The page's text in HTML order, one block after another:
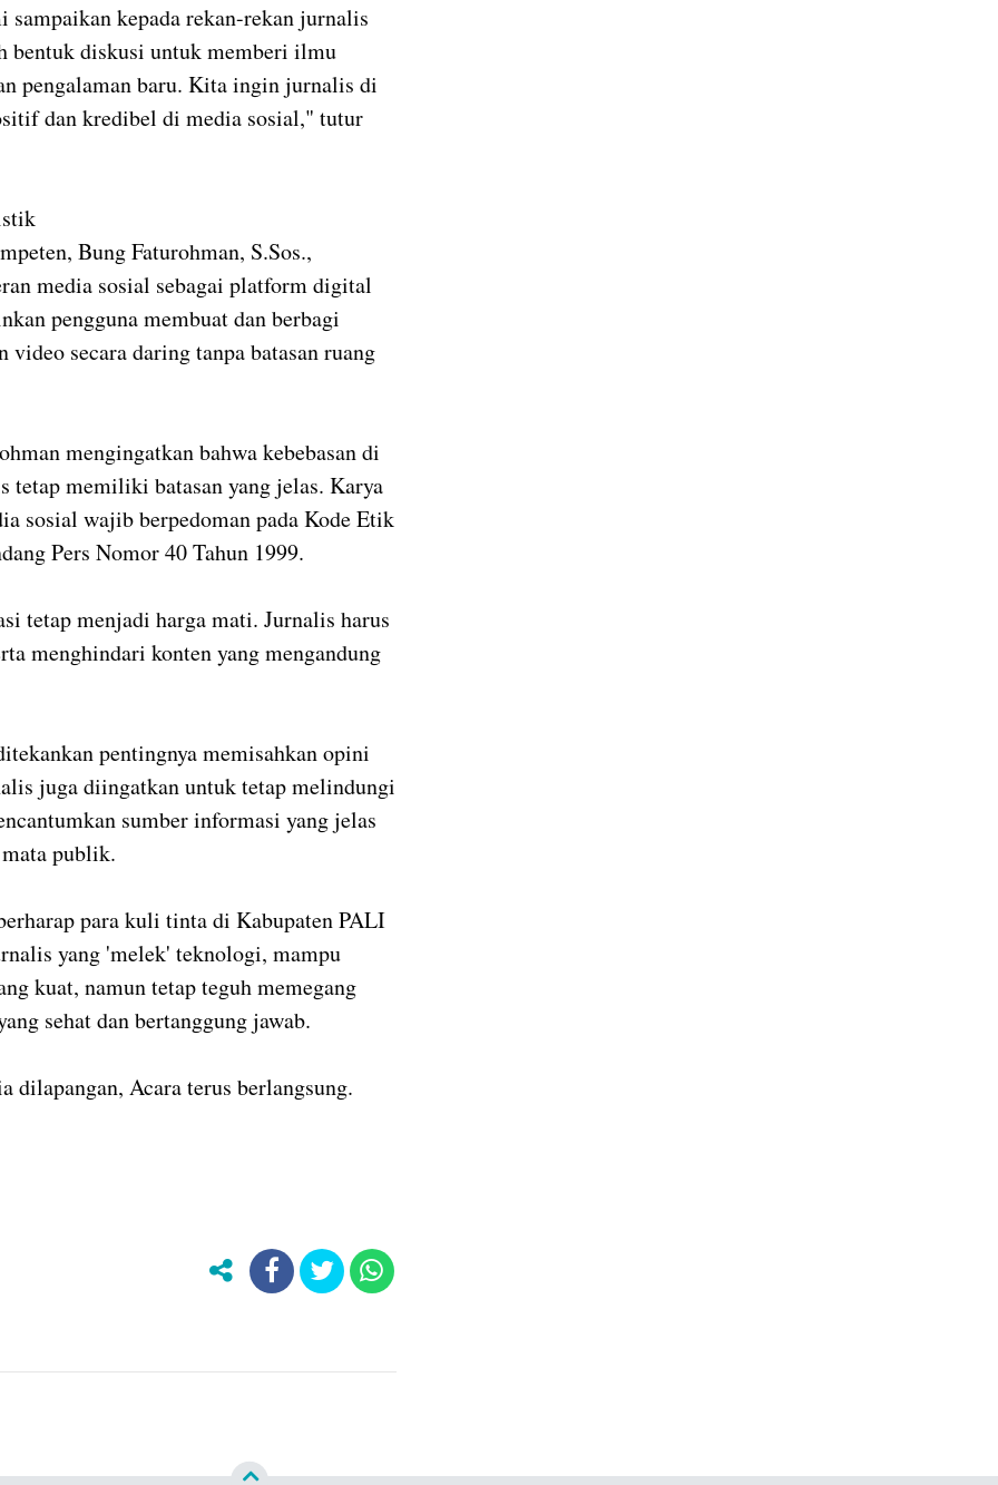
sampaikan kepada rekan-rekan jurnalis
bentuk diskusi untuk memberi ilmu
pengalaman baru. Kita ingin jurnalis di
dan kredibel di media sosial," tutur
Bung Faturohman, S.Sos.,
media sosial sebagai platform digital
pengguna membuat dan berbagi
secara daring tanpa batasan ruang
mengingatkan bahwa kebebasan di
tetap memiliki batasan yang jelas. Karya
sosial wajib berpedoman pada Kode Etik
Pers Nomor 40 Tahun 1999.
tetap menjadi harga mati. Jurnalis harus
menghindari konten yang mengandung
pentingnya memisahkan opini
juga diingatkan untuk tetap melindungi
sumber informasi yang jelas
publik.
para kuli tinta di Kabupaten PALI
yang 'melek' teknologi, mampu
kuat, namun tetap teguh memegang
sehat dan bertanggung jawab.
dilapangan, Acara terus berlangsung.